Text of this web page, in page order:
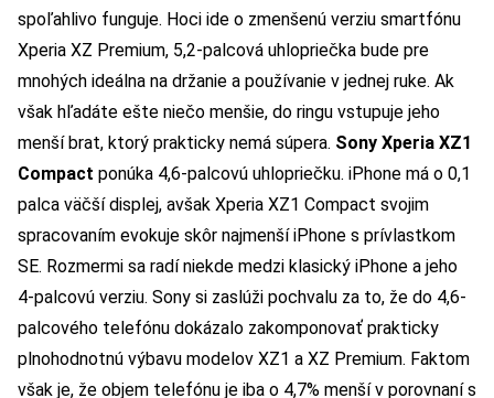
spoľahlivo funguje. Hoci ide o zmenšenú verziu smartfónu
Xperia XZ Premium, 5,2-palcová uhlopriečka bude pre
mnohých ideálna na držanie a používanie v jednej ruke. Ak
však hľadáte ešte niečo menšie, do ringu vstupuje jeho
menší brat, ktorý prakticky nemá súpera. Sony Xperia XZ1
Compact ponúka 4,6-palcovú uhlopriečku. iPhone má o 0,1
palca väčší displej, avšak Xperia XZ1 Compact svojim
spracovaním evokuje skôr najmenší iPhone s prívlastkom
SE. Rozmermi sa radí niekde medzi klasický iPhone a jeho
4-palcovú verziu. Sony si zaslúži pochvalu za to, že do 4,6-
palcového telefónu dokázalo zakomponovať prakticky
plnohodnotnú výbavu modelov XZ1 a XZ Premium. Faktom
však je, že objem telefónu je iba o 4,7% menší v porovnaní s